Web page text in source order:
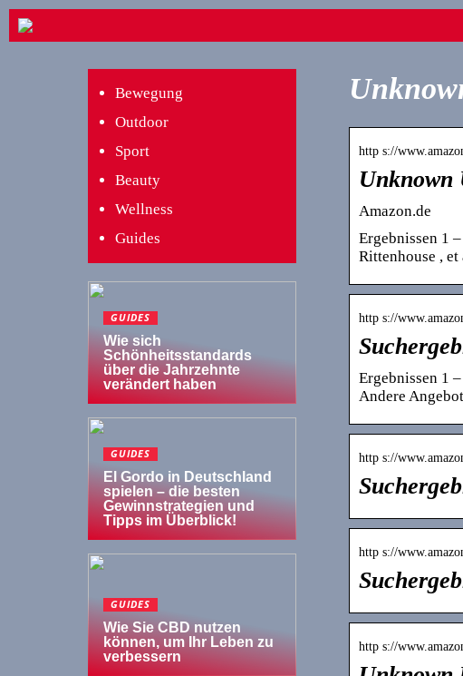
http s://
Unknown
Amazon.de
Ergebnissen 1
Rittenhouse ,
http s://
Ergebnissen 1
Andere
http s://
http s://
http s://
Bewegung
Outdoor
Sport
Beauty
Wellness
Guides
GUIDES
Wie sich
Schönheitsstandards
über die Jahrzehnte
verändert haben
GUIDES
El Gordo in Deutschland
spielen – die besten
Gewinnstrategien und
Tipps im Überblick!
GUIDES
Wie Sie CBD nutzen
können, um Ihr Leben zu
verbessern